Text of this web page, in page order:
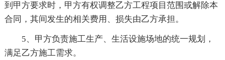
到甲方要求时，甲方有权调整乙方工程项目范围或解除本
合同，其间发生的相关费用、损失由乙方承担。
5、甲方负责施工生产、生活设施场地的统一规划，
满足乙方施工需求。